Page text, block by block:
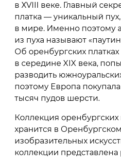
в ХVIII веке. Главный
платка — уникальный
в мире. Именно поэтому
из пуха называют
Об оренбургских
в середине XIX века,
разводить
поэтому Европа
тысяч пудов шерсти.
Коллекция оренбургских
хранится в
изобразительных
коллекции представлена